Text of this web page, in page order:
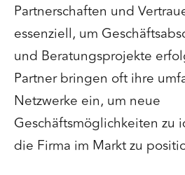
Partnerschaften und
essenziell, um
und Beratungsprojekte
Partner bringen oft ihre
Netzwerke ein, um neue
Geschäftsmöglichkeiten zu
die Firma im Markt zu